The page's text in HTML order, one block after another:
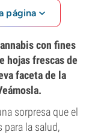
página
con fines
hojas frescas de
faceta de la
sorpresa que el
la salud,